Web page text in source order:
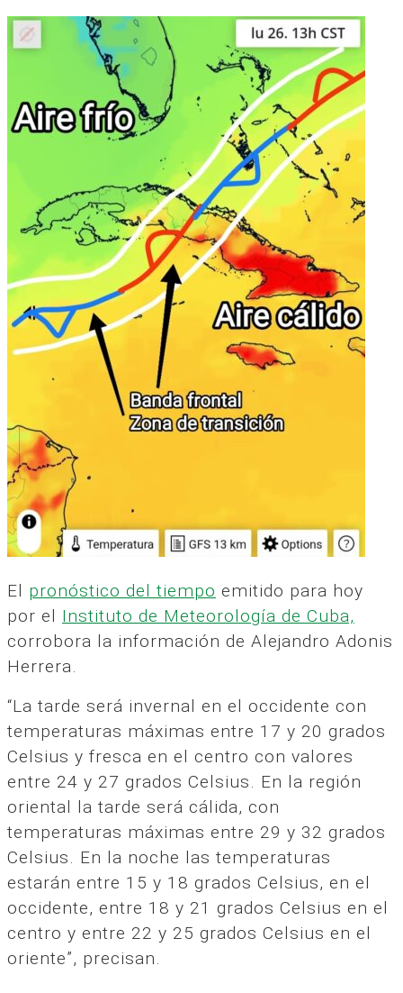
El pronóstico del tiempo emitido para hoy
por el Instituto de Meteorología de Cuba,
corrobora la información de Alejandro Adonis
Herrera.
“La tarde será invernal en el occidente con
temperaturas máximas entre 17 y 20 grados
Celsius y fresca en el centro con valores
entre 24 y 27 grados Celsius. En la región
oriental la tarde será cálida, con
temperaturas máximas entre 29 y 32 grados
Celsius. En la noche las temperaturas
estarán entre 15 y 18 grados Celsius, en el
occidente, entre 18 y 21 grados Celsius en el
centro y entre 22 y 25 grados Celsius en el
oriente”, precisan.